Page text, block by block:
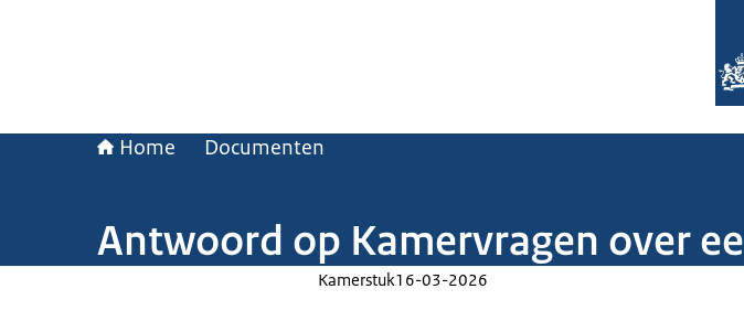
Home Documenten
Antwoord op Kamervragen over
Kamerstuk16-03-2026